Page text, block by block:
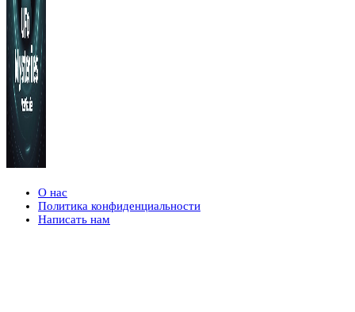
О нас
Политика конфиденциальности
Написать нам